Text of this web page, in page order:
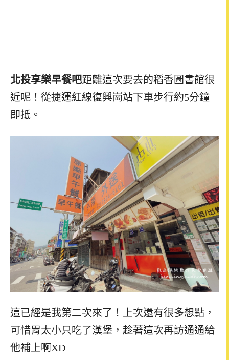
北投享樂早餐吧距離這次要去的稻香圖書館很
近呢！從捷運紅線復興崗站下車步行約5分鐘
即抵。
這已經是我第二次來了！上次還有很多想點，
可惜胃太小只吃了漢堡，趁著這次再訪通通給
他補上啊XD